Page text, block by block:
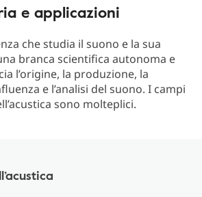
e applicazioni
che studia il suono e la sua
branca scientifica autonoma e
l’origine, la produzione, la
e l’analisi del suono. I campi
sono molteplici.